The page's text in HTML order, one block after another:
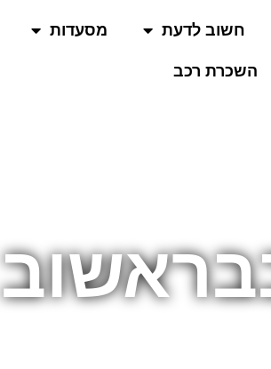
חשוב לדעת מסעדות
השכרת רכב